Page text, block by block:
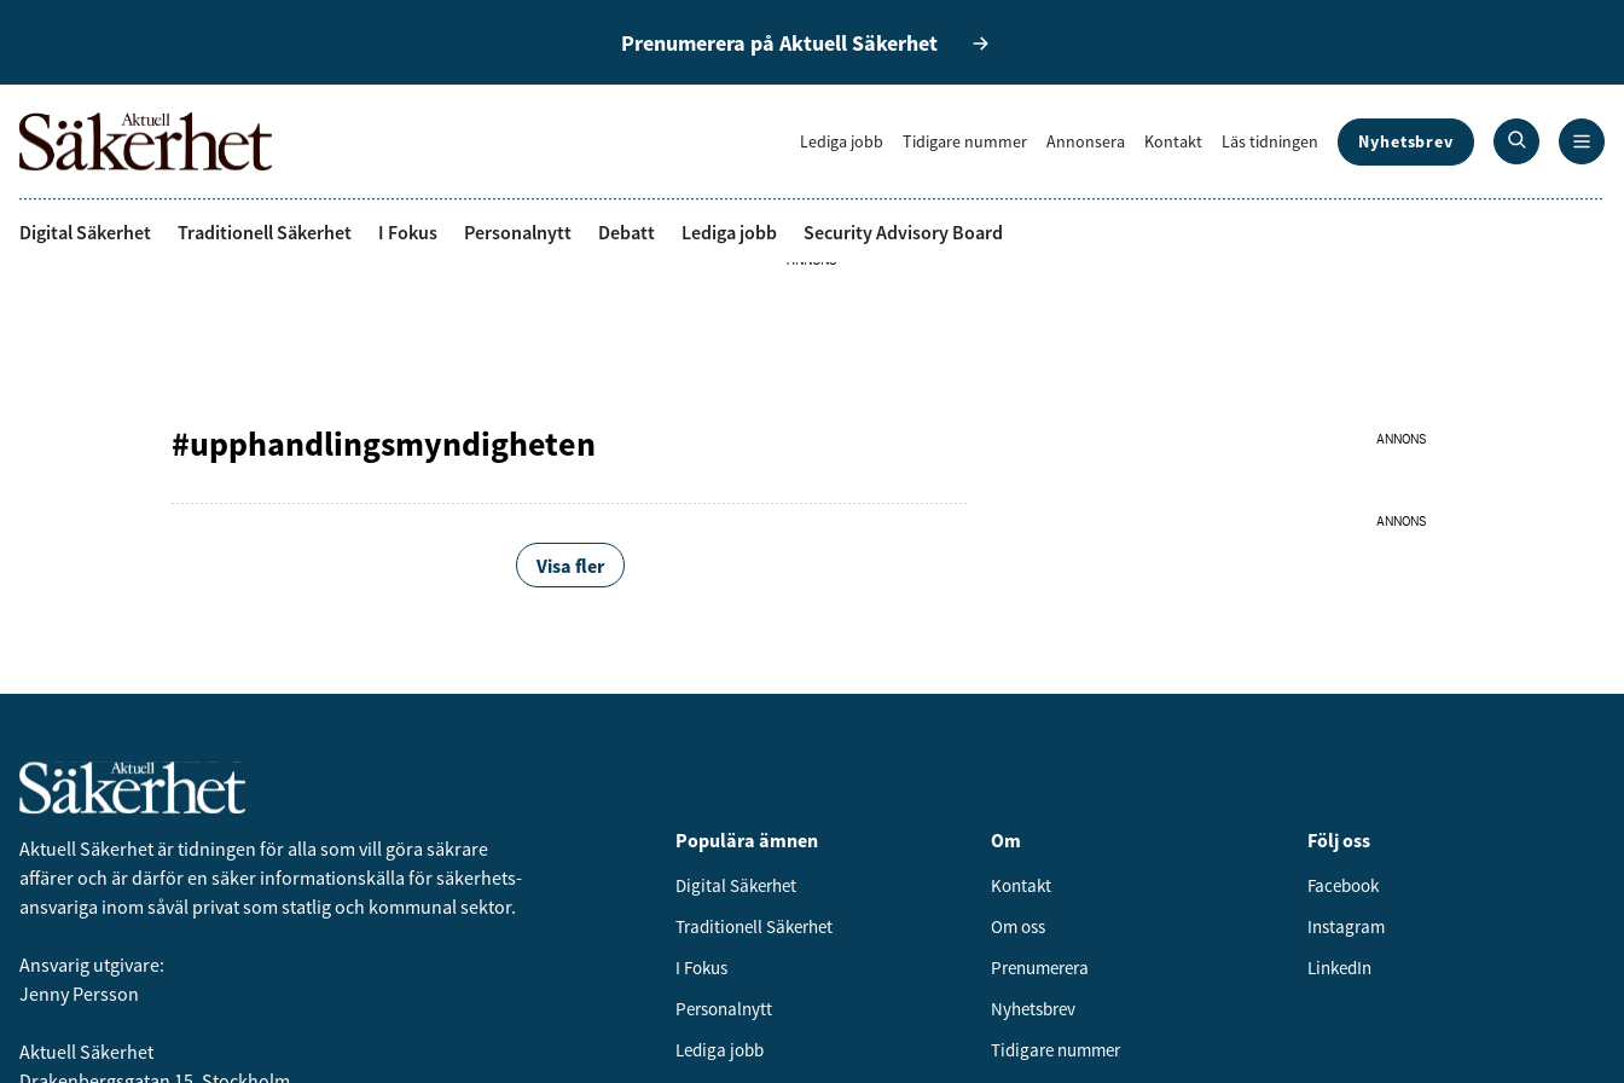
Prenumerera på Aktuell Säkerhet
Lediga jobb Tidigare nummer Annonsera Kontakt Läs tidningen Nyhetsbrev
Digital Säkerhet Traditionell Säkerhet I Fokus Personalnytt Debatt Lediga jobb Security Advisory Board
ANNONS
#upphandlingsmyndigheten
Visa fler
ANNONS
ANNONS
Aktuell Säkerhet är tidningen för alla som vill göra säkrare
affärer och är därför en säker informationskälla för säkerhets­
ansvariga inom såväl privat som statlig och kommunal sektor.
Ansvarig utgivare:
Jenny Persson
Aktuell Säkerhet
Populära ämnen
Digital Säkerhet
Traditionell Säkerhet
I Fokus
Personalnytt
Lediga jobb
Om
Kontakt
Om oss
Prenumerera
Nyhetsbrev
Tidigare nummer
Följ oss
Facebook
Instagram
LinkedIn